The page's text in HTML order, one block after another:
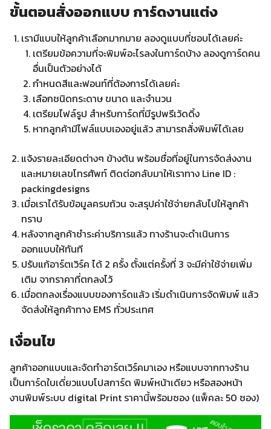
ขั้นตอนสั่งออกแบบ การ์ดงานแต่ง
เรามีแบบให้ลูกค้าเลือกมากมาย ลองดูแบบที่ชอบได้เลยค่ะ
เตรียมข้อความที่จะพิมพ์อะไรลงในการ์ดบ้าง ลองดูการ์ดคน
อื่นเป็นตัวอย่างได้
กำหนดสีและฟอนท์ที่ต้องการได้เลยค่ะ
เลือกชนิดกระดาษ ขนาด และจำนวน
เตรียมไฟล์รูป สำหรับการ์ดที่มีรูปพรีเว้ดดิ้ง
หากลูกค้ามีไฟล์แบบเองอยู่แล้ว สามารถสั่งพิมพ์ได้เลย
แจ้งรายละเอียดต่างๆ ข้างต้น พร้อมชื่อที่อยู่ในการจัดส่งงาน
และหมายเลขโทรศัพท์ ติดต่อกลับมาให้เราทาง Line ID :
packingdesigns
เมื่อเราได้รับข้อมูลครบถ้วน จะสรุปค่าใช้จ่ายกลับไปให้ลูกค้า
ทราบ
หลังจากลูกค้าชำระค่าบริการแล้ว ทางร้านจะดำเนินการ
ออกแบบให้ทันที
ปรับแก้อาร์ตเวิร์ค ได้ 2 ครั้ง ตั้งแต่ครั้งที่ 3 จะมีค่าใช้จ่ายเพิ่ม
เติม จากราคาที่ตกลงไว้
เมื่อตกลงเรื่องแบบของการ์ดแล้ว เริ่มดำเนินการจัดพิมพ์ แล้ว
จัดส่งให้ลูกค้าทาง EMS ทั่วประเทศ
เงื่อนไข
ลูกค้าออกแบบและจัดทำอาร์ตเวิร์คมาเอง หรือแบบจากทางร้าน
เป็นการ์ดใบเดี่ยวแบบโปสการ์ด พิมพ์หน้าเดียว หรือสองหน้า
งานพิมพ์ระบบ digital Print ราคานี้พร้อมซอง (แพ็คละ 50 ซอง)